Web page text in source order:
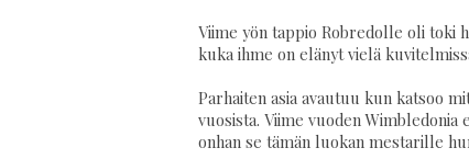
Viime yön tappio Robredolle oli toki
kuka ihme on elänyt vielä
Parhaiten asia avautuu kun katsoo
vuosista. Viime vuoden
onhan se tämän luokan mestarille